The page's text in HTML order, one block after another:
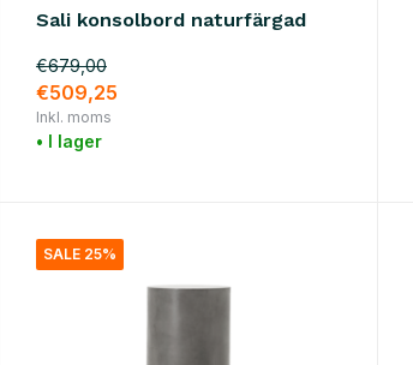
Sali konsolbord naturfärgad
€679,00
€509,25
Inkl. moms
• I lager
SALE 25%